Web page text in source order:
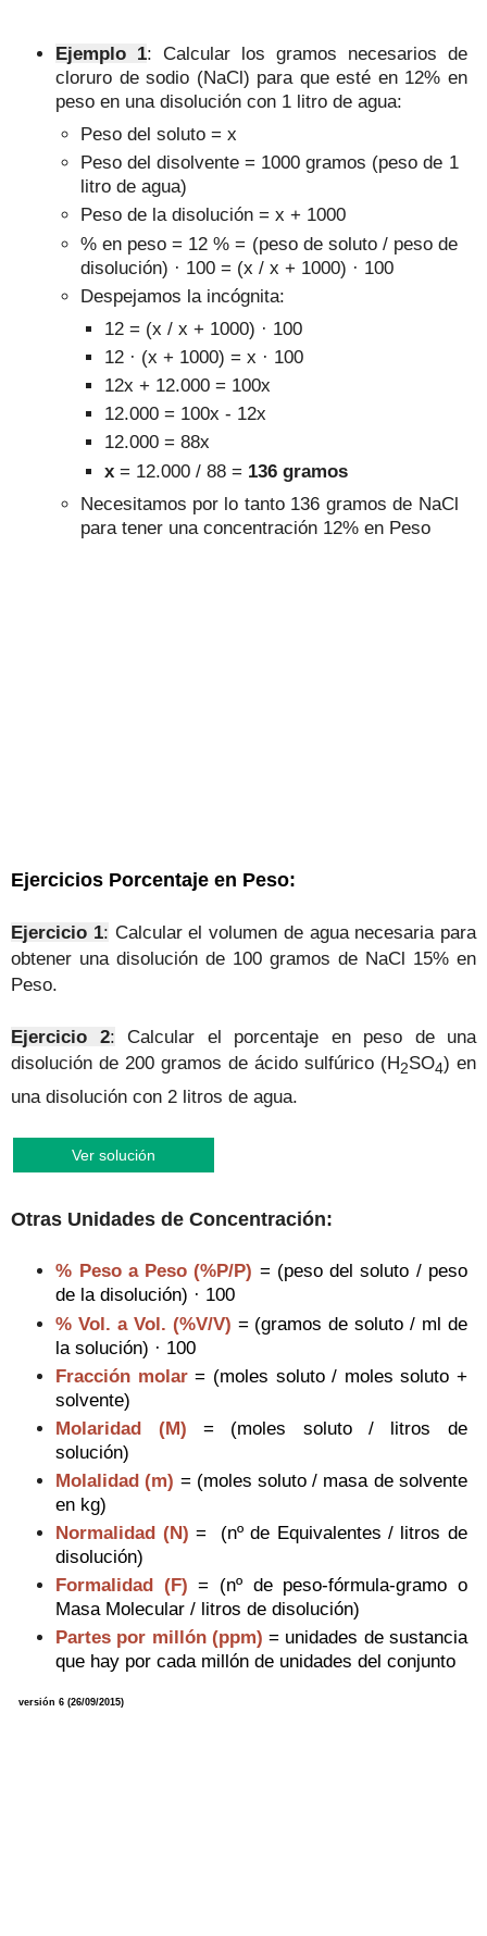
Ejemplo 1: Calcular los gramos necesarios de
cloruro de sodio (NaCl) para que esté en 12% en
peso en una disolución con 1 litro de agua:
Peso del soluto = x
Peso del disolvente = 1000 gramos (peso de 1
litro de agua)
Peso de la disolución = x + 1000
% en peso = 12 % = (peso de soluto / peso de
disolución) · 100 = (x / x + 1000) · 100
Despejamos la incógnita:
12 = (x / x + 1000) · 100
12 · (x + 1000) = x · 100
12x + 12.000 = 100x
12.000 = 100x - 12x
12.000 = 88x
x = 12.000 / 88 = 136 gramos
Necesitamos por lo tanto 136 gramos de NaCl
para tener una concentración 12% en Peso
Ejercicios Porcentaje en Peso:
Ejercicio 1: Calcular el volumen de agua necesaria para
obtener una disolución de 100 gramos de NaCl 15% en
Peso.
Ejercicio 2: Calcular el porcentaje en peso de una
disolución de 200 gramos de ácido sulfúrico (H2SO4) en
una disolución con 2 litros de agua.
Ver solución
Otras Unidades de Concentración:
% Peso a Peso (%P/P) = (peso del soluto / peso
de la disolución) · 100
% Vol. a Vol. (%V/V) = (gramos de soluto / ml de
la solución) · 100
Fracción molar= (moles soluto / moles soluto +
solvente)
Molaridad (M)
=(moles soluto / litros de
solución)
Molalidad (m) =(moles soluto / masa de solvente
en kg)
Normalidad (N) = (nº de Equivalentes /litros de
disolución)
Formalidad (F) = (nº de peso-fórmula-gramo o
Masa Molecular / litros de disolución)
Partes por millón (ppm) = unidades de sustancia
que hay por cada millón de unidades del conjunto
versión 6 (26/09/2015)